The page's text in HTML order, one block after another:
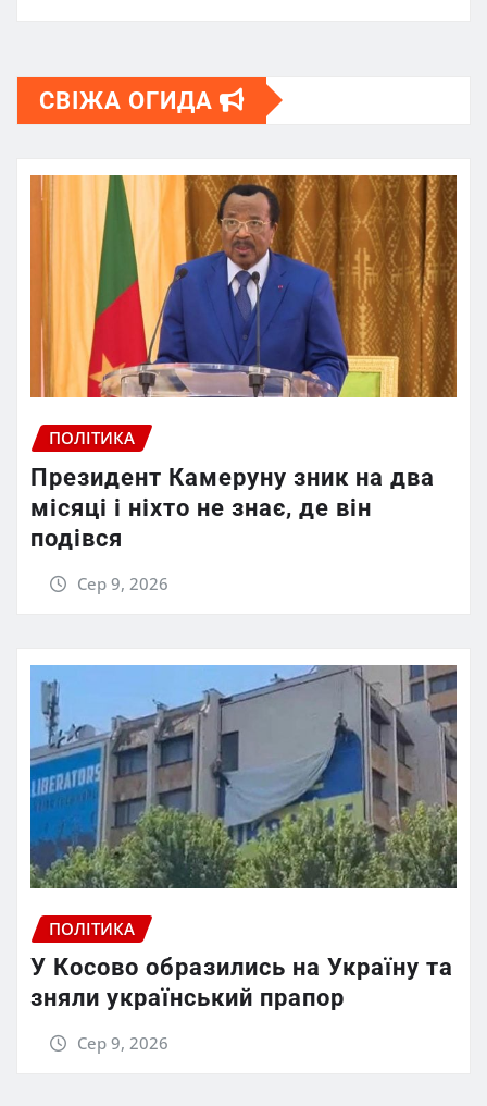
СВІЖА ОГИДА
ПОЛІТИКА
Президент Камеруну зник на два
місяці і ніхто не знає, де він
подівся
Сер 9, 2026
ПОЛІТИКА
У Косово образились на Україну та
зняли український прапор
Сер 9, 2026